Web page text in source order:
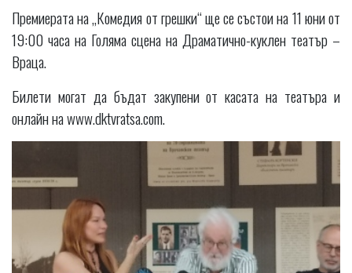
Премиерата на „Комедия от грешки“ ще се състои на 11 юни от
19:00 часа на Голяма сцена на Драматично-куклен театър –
Враца.
Билети могат да бъдат закупени от касата на театъра и
онлайн на www.dktvratsa.com.